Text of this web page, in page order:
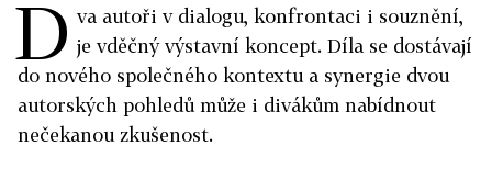
D va autoři v dialogu, konfrontaci i souznění,
je vděčný výstavní koncept. Díla se dostávají
do nového společného kontextu a synergie dvou
autorských pohledů může i divákům nabídnout
nečekanou zkušenost.